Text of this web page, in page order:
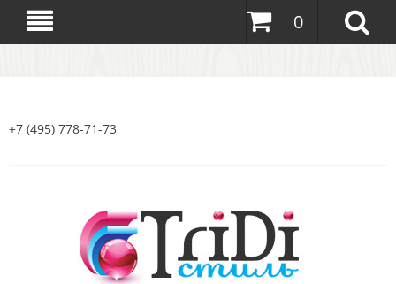
0
+7 (495) 778-71-73